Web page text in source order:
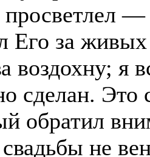
просветлел
Его за
воздохну; я
сделан.
обратил
не